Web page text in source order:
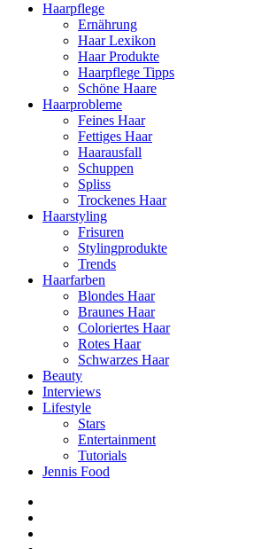
Haarpflege
Ernährung
Haar Lexikon
Haar Produkte
Haarpflege Tipps
Schöne Haare
Haarprobleme
Feines Haar
Fettiges Haar
Haarausfall
Schuppen
Spliss
Trockenes Haar
Haarstyling
Frisuren
Stylingprodukte
Trends
Haarfarben
Blondes Haar
Braunes Haar
Coloriertes Haar
Rotes Haar
Schwarzes Haar
Beauty
Interviews
Lifestyle
Stars
Entertainment
Tutorials
Jennis Food